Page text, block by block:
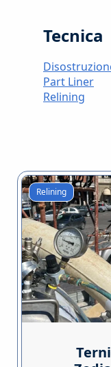
Tecnica
Part Liner
Relining
Relining